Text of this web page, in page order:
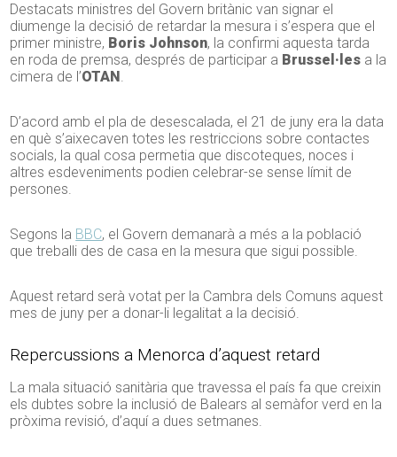
Destacats ministres del Govern britànic van signar el
diumenge la decisió de retardar la mesura i s’espera que el
primer ministre, Boris Johnson, la confirmi aquesta tarda
en roda de premsa, després de participar a Brussel·les a la
cimera de l’OTAN .
D’acord amb el pla de desescalada, el 21 de juny era la data
en què s’aixecaven totes les restriccions sobre contactes
socials, la qual cosa permetia que discoteques, noces i
altres esdeveniments podien celebrar-se sense límit de
persones.
Segons la BBC, el Govern demanarà a més a la població
que treballi des de casa en la mesura que sigui possible.
Aquest retard serà votat per la Cambra dels Comuns aquest
mes de juny per a donar-li legalitat a la decisió.
Repercussions a Menorca d’aquest retard
La mala situació sanitària que travessa el país fa que creixin
els dubtes sobre la inclusió de Balears al semàfor verd en la
pròxima revisió, d’aquí a dues setmanes.